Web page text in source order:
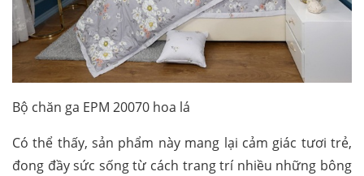
Bộ chăn ga EPM 20070 hoa lá
Có thể thấy, sản phẩm này mang lại cảm giác tươi trẻ,
đong đầy sức sống từ cách trang trí nhiều những bông